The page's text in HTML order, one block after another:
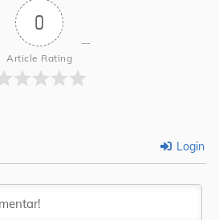
0
Article Rating
Login